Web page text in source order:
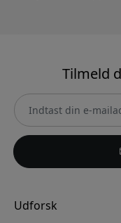
Tilmeld
Udforsk